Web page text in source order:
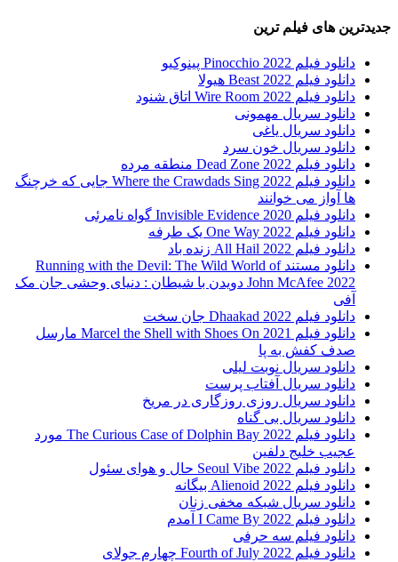
جدیدترین های فیلم ترین
دانلود فیلم Pinocchio 2022 پینوکیو
دانلود فیلم Beast 2022 هیولا
دانلود فیلم Wire Room 2022 اتاق شنود
دانلود سریال مهمونی
دانلود سریال یاغی
دانلود سریال خون سرد
دانلود فیلم 2022 Dead Zone منطقه مرده
دانلود فیلم Where the Crawdads Sing 2022 جایی که خرچنگ
ها آواز می خوانند
دانلود فیلم 2020 Invisible Evidence گواه نامرئی
دانلود فیلم One Way 2022 یک طرفه
دانلود فیلم All Hail 2022 زنده باد
دانلود مستند Running with the Devil: The Wild World of
John McAfee 2022 دویدن با شیطان : دنیای وحشی جان مک
آفی
دانلود فیلم Dhaakad 2022 جان سخت
دانلود فیلم Marcel the Shell with Shoes On 2021 مارسل
صدف کفش به پا
دانلود سریال نوبت لیلی
دانلود سریال آفتاب پرست
دانلود سریال روزی روزگاری در مریخ
دانلود سریال بی گناه
دانلود فیلم The Curious Case of Dolphin Bay 2022 مورد
عجیب خلیج دلفین
دانلود فیلم Seoul Vibe 2022 حال و هوای سئول
دانلود فیلم Alienoid 2022 بیگانه
دانلود سریال شبکه مخفی زنان
دانلود فیلم I Came By 2022 آمدم
دانلود فیلم سه حرفی
دانلود فیلم Fourth of July 2022 چهارم جولای